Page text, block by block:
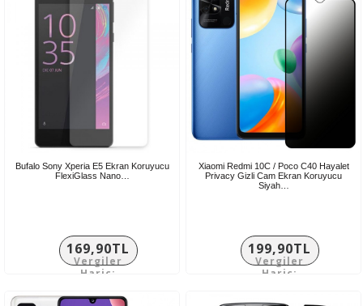
Bufalo Sony Xperia E5 Ekran Koruyucu
FlexiGlass Nano…
169,90TL
Vergiler
Hariç:
Xiaomi Redmi 10C / Poco C40 Hayalet
Privacy Gizli Cam Ekran Koruyucu
Siyah…
199,90TL
Vergiler
Hariç: